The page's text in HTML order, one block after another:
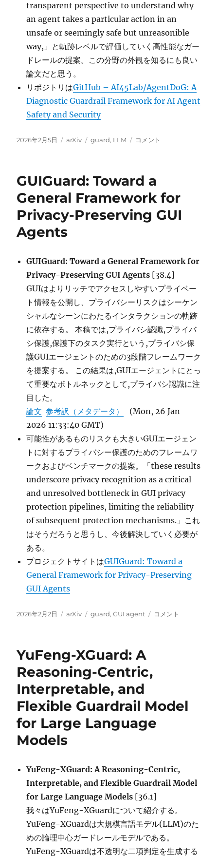
transparent perspective to understand why
an agent takes a particular action in an
unsafe or seemingly safe but unreasonible
way,」と軌跡レベルで評価していく高性能なガー
ドレールの提案。この分野の外観を知るにも良い
論文だと思う。
リポジトリはGitHub – AI45Lab/AgentDoG: A
Diagnostic Guardrail Framework for AI Agent
Safety and Security
投
2026年2月5日
カ
ー
arXiv
タ
guard, LLM
AgentDoG:
Framework
AI
Agent
Safety
コメント
GUIGuard: Toward a
General Framework for
Privacy-Preserving GUI
Agents
GUIGuard: Toward a General Framework for
Privacy-Preserving GUI Agents [38.4]
GUIはよりリッチでアクセスしやすいプライベー
ト情報を公開し、プライバシーリスクはシーケン
シャルなシーンにわたるインタラクションの軌跡
に依存する。 本稿では,プライバシ認識,プライバ
シ保護,保護下のタスク実行という,プライバシ保
護GUIエージェントのための3段階フレームワーク
を提案する。 この結果は,GUIエージェントにとっ
て重要なボトルネックとして,プライバシ認識に注
目した。
論文 参考訳（メタデータ）
(Mon, 26 Jan
2026 11:33:40 GMT)
可能性があるものリスクも大きいGUIエージェン
トに対するプライバシー保護のためのフレームワ
ークおよびベンチマークの提案。「these results
underscore privacy recognition as a critical
and unresolved bottleneck in GUI privacy
protection pipelines, limiting the reliability
of subsequent protection mechanisms.」これ
はそうだろうと思うし、今後解決していく必要が
ある。
プロジェクトサイトはGUIGuard: Toward a
General Framework for Privacy-Preserving
GUI Agents
投
2026年2月2日
カ
ー
arXiv
タ
guard,GUI agent
GUIGuard:
Agents に
コメント
YuFeng-XGuard: A
Reasoning-Centric,
Interpretable, and
Flexible Guardrail Model
for Large Language
Models
YuFeng-XGuard: A Reasoning-Centric,
Interpretable, and Flexible Guardrail Model
for Large Language Models [36.1]
我々はYuFeng-XGuardについて紹介する。
YuFeng-XGuardは大規模言語モデル(LLM)のた
めの論理中心ガードレールモデルである。
YuFeng-XGuardは不透明な二項判定を生成する